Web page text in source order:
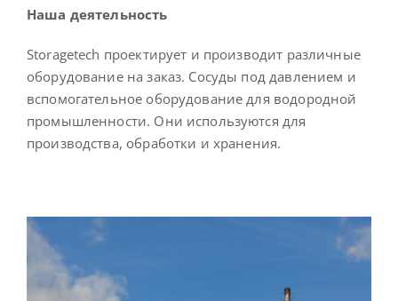
Наша деятельность
Storagetech проектирует и производит различные
оборудование на заказ. Сосуды под давлением и
вспомогательное оборудование для водородной
промышленности. Они используются для
производства, обработки и хранения.